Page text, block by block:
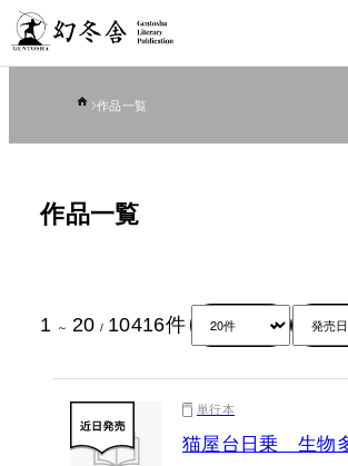
作品一覧
作品一覧
1 ～ 20 / 10416件
単行本
猫屋台日乗 生物